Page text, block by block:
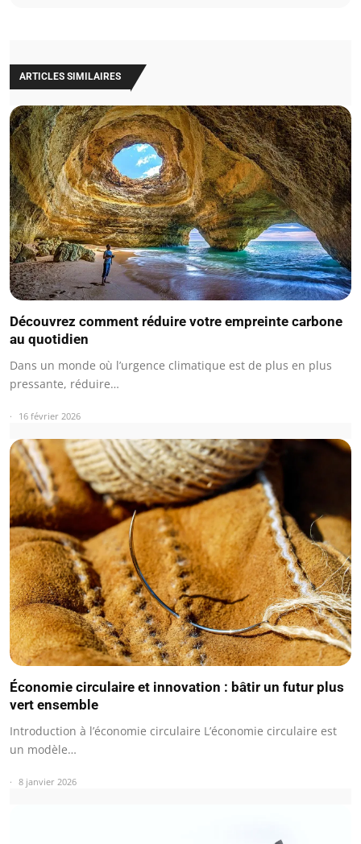
ARTICLES SIMILAIRES
Découvrez comment réduire votre empreinte carbone
au quotidien
Dans un monde où l’urgence climatique est de plus en plus
pressante, réduire…
16 février 2026
Économie circulaire et innovation : bâtir un futur plus
vert ensemble
Introduction à l’économie circulaire L’économie circulaire est
un modèle…
8 janvier 2026